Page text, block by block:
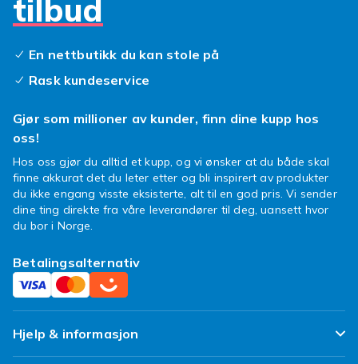
tilbud
En nettbutikk du kan stole på
Rask kundeservice
Gjør som millioner av kunder, finn dine kupp hos
oss!
Hos oss gjør du alltid et kupp, og vi ønsker at du både skal
finne akkurat det du leter etter og bli inspirert av produkter
du ikke engang visste eksisterte, alt til en god pris. Vi sender
dine ting direkte fra våre leverandører til deg, uansett hvor
du bor i Norge.
Betalingsalternativ
Hjelp & informasjon